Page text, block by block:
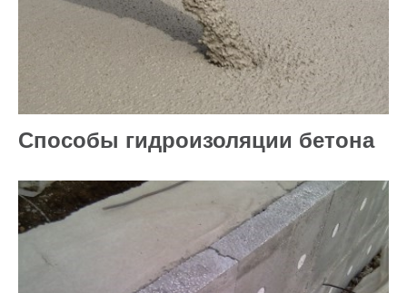
Способы гидроизоляции бетона